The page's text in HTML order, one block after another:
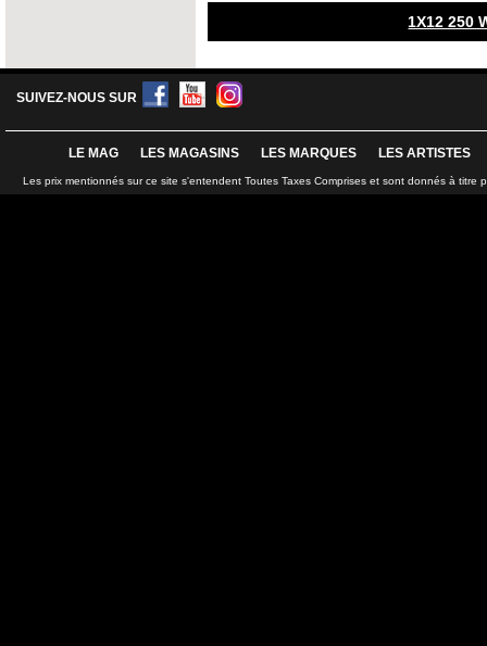
1X12 250
SUIVEZ-NOUS SUR
LE MAG LES MAGASINS LES MARQUES LES ARTISTES
Les prix mentionnés sur ce site s'entendent Toutes Taxes Comprises et sont donnés à